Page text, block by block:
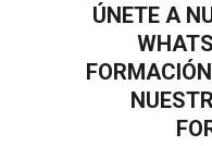
ÚNETE A